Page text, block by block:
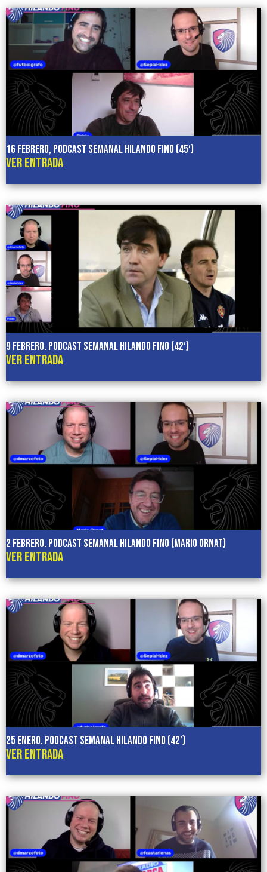
16 febrero, podcast semanal HILANDO FINO (45′)
VER ENTRADA
9 febrero. Podcast semanal HILANDO FINO (42′)
VER ENTRADA
2 febrero. Podcast semanal HILANDO FINO (Mario Ornat)
VER ENTRADA
25 enero. Podcast semanal HILANDO FINO (42′)
VER ENTRADA